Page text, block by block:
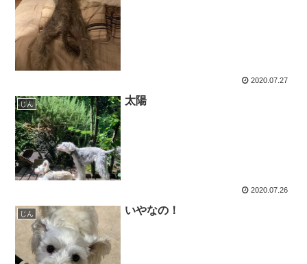
2020.07.27
じん 太陽
2020.07.26
じん いやなの！